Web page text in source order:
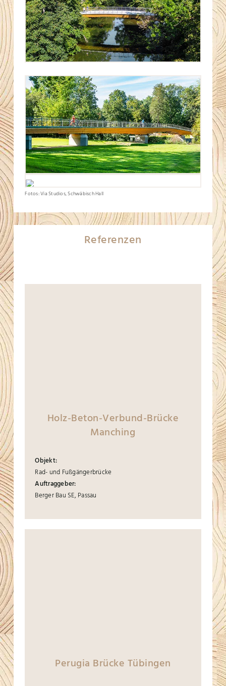
Fotos: Via Studios, Schwäbisch Hall
Referenzen
Holz-Beton-Verbund-Brücke
Manching
Objekt:
Rad- und Fußgängerbrücke
Auftraggeber:
Berger Bau SE, Passau
Perugia Brücke Tübingen